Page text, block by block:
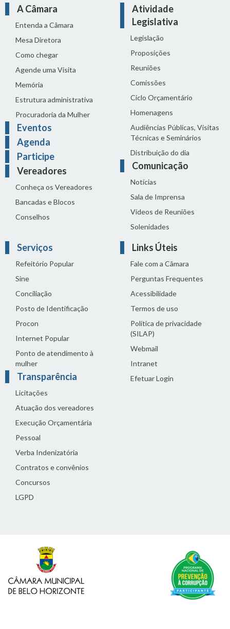
A Câmara
Entenda a Câmara
Mesa Diretora
Como chegar
Agende uma Visita
Memória
Estrutura administrativa
Procuradoria da Mulher
Eventos
Agenda
Participe
Vereadores
Conheça os Vereadores
Bancadas e Blocos
Conselhos
Atividade
Legislativa
Legislação
Proposições
Reuniões
Comissões
Ciclo Orçamentário
Homenagens
Audiências Públicas, Visitas
Técnicas e Seminários
Distribuição do dia
Comunicação
Notícias
Sala de Imprensa
Vídeos de Reuniões
Solenidades
Serviços
Refeitório Popular
Sine
Conciliação
Posto de Identificação
Procon
Internet Popular
Ponto de atendimento à
mulher
Transparência
Licitações
Atuação dos vereadores
Execução Orçamentária
Pessoal
Verba Indenizatória
Contratos e convênios
Concursos
LGPD
Links Úteis
Fale com a Câmara
Perguntas Frequentes
Acessibilidade
Termos de uso
Política de privacidade
(SILAP)
Webmail
Intranet
Efetuar Login